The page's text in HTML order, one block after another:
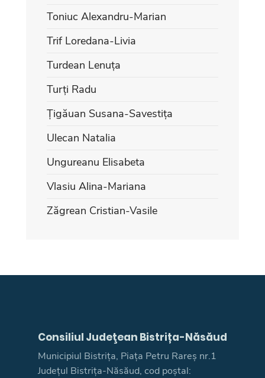
Toniuc Alexandru-Marian
Trif Loredana-Livia
Turdean Lenuța
Turți Radu
Țigăuan Susana-Savestița
Ulecan Natalia
Ungureanu Elisabeta
Vlasiu Alina-Mariana
Zăgrean Cristian-Vasile
Consiliul Judeţean Bistrița-Năsăud
Municipiul Bistrița, Piața Petru Rareș nr.1
Județul Bistrița-Năsăud, cod poștal: